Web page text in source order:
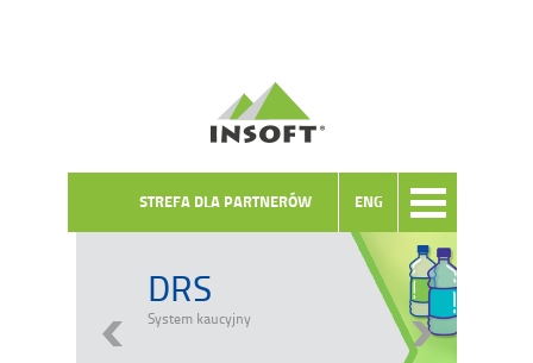
ENG
STREFA DLA PARTNERÓW
DRS
System kaucyjny